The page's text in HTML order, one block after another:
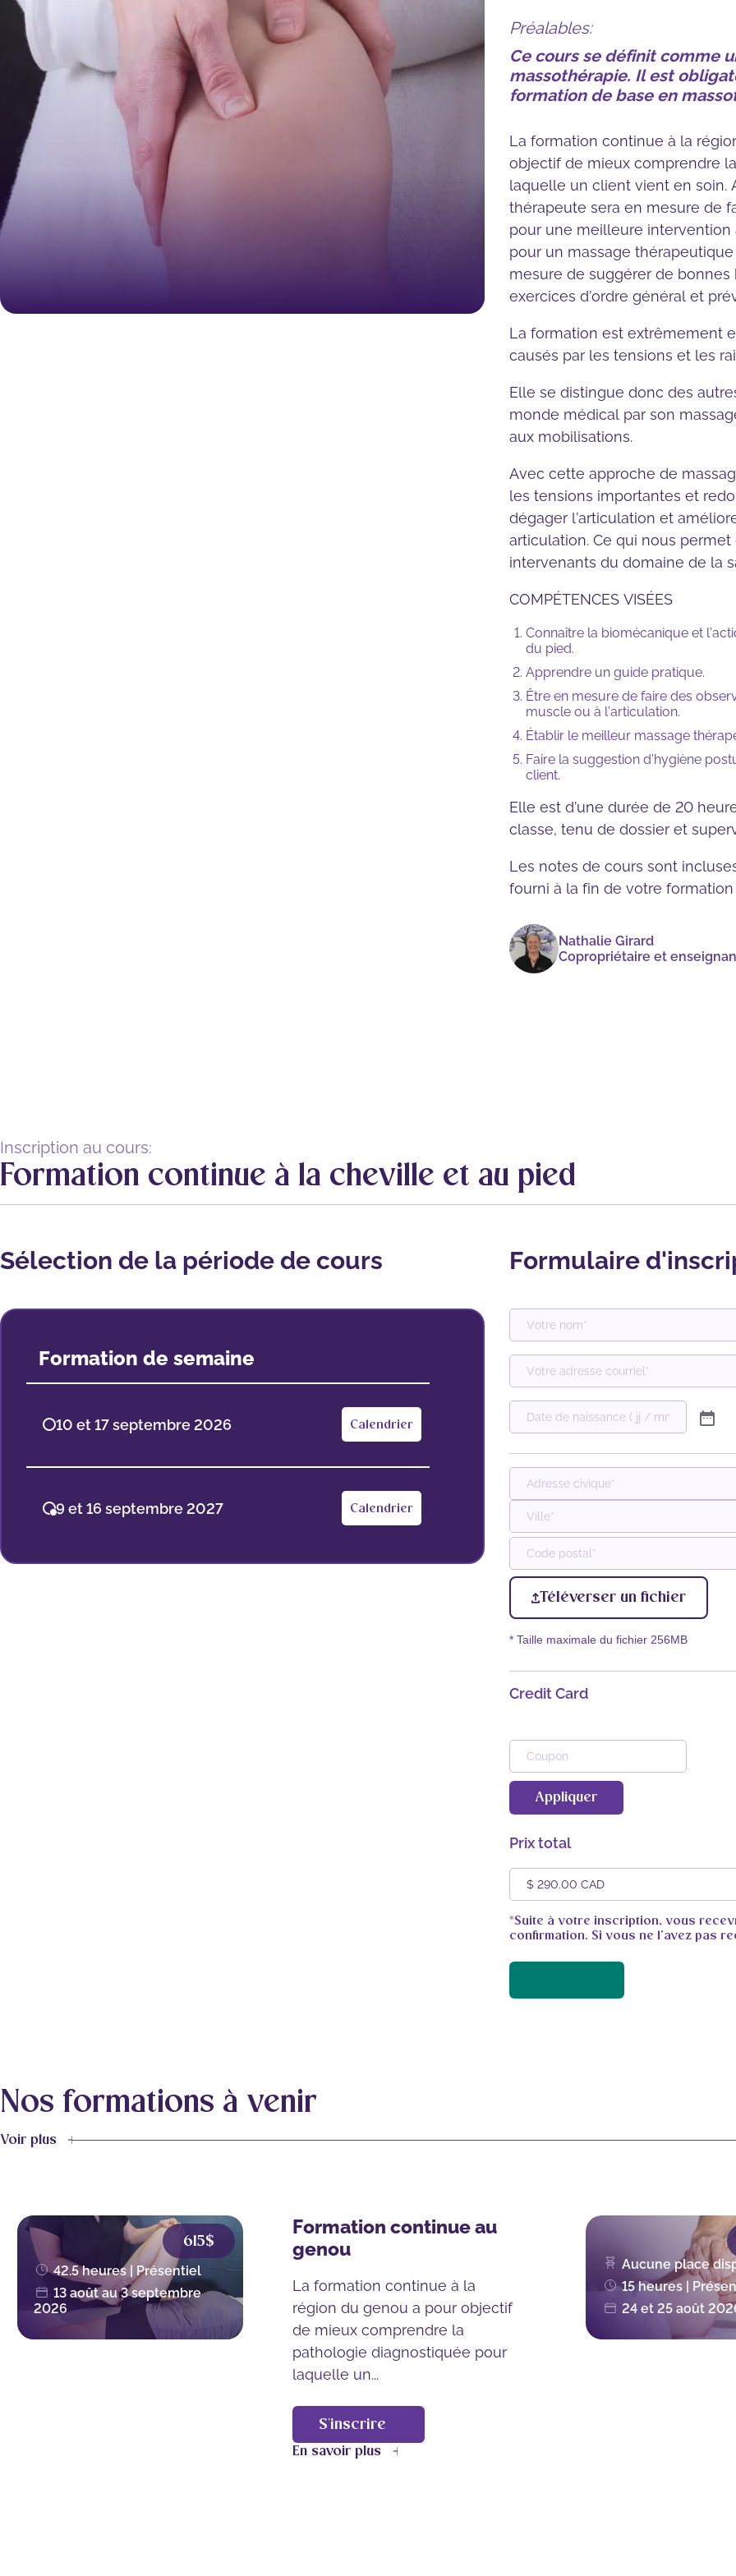
Massage suédois
Bassin et membre
Massage suédois
Cervical et membre
musculaire
Pratique supervisée
avancée
Préalables:
Ce cours se définit comme
massothérapie. Il est
formation de base en
La formation continue à la
objectif de mieux comprendre
laquelle un client vient en soin.
thérapeute sera en mesure de
pour une meilleure
pour un massage
mesure de suggérer de
exercices d’ordre général et
La formation est extrêmement
causés par les tensions et les
Elle se distingue donc des
monde médical par son
aux mobilisations.
Avec cette approche de
les tensions importantes et
dégager l’articulation et
articulation. Ce qui nous
intervenants du domaine de la
COMPÉTENCES VISÉES
Connaître la biomécanique et
du pied.
Apprendre un guide pratique.
Être en mesure de faire des
muscle ou à l’articulation.
Établir le meilleur massage
Faire la suggestion d’hygiène
client.
Elle est d’une durée de 20
classe, tenu de dossier et
Les notes de cours sont
fourni à la fin de votre
Nathalie Girard
Copropriétaire et
Inscription au cours:
Formation continue à la cheville et au pied
Sélection de la période de cours
Formation de semaine
10 et 17 septembre 2026 Calendrier
9 et 16 septembre 2027 Calendrier
Formulaire
Adresse
postale
Ville
postalTéléverser un fichier
* Taille maximale du fichier 256MB
Credit Card
Prix total
*Suite à votre inscription, vous
confirmation. Si vous ne l’avez pas
Nos formations à venir
Voir plus
615$
42.5 heures | Présentiel
13 août au 3 septembre
2026
Formation continue au
genou
La formation continue à la
région du genou a pour objectif
de mieux comprendre la
pathologie diagnostiquée pour
laquelle un...
S'inscrire
En savoir plus
Aucune place
15 heures |
24 et 25 août